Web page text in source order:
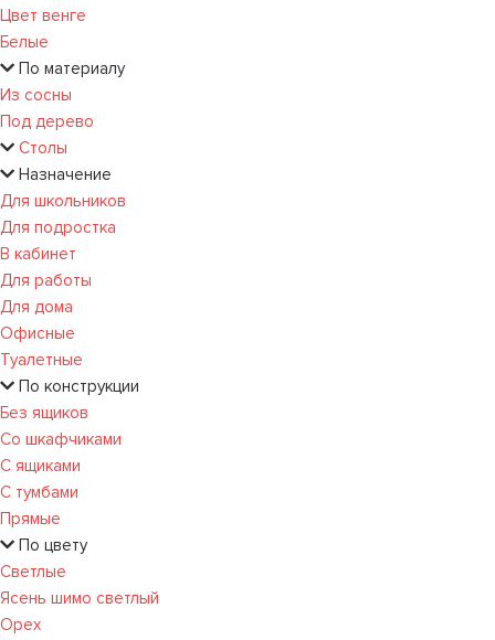
Цвет венге
Белые
По материалу
Из сосны
Под дерево
Столы
Назначение
Для школьников
Для подростка
В кабинет
Для работы
Для дома
Офисные
Туалетные
По конструкции
Без ящиков
Со шкафчиками
С ящиками
С тумбами
Прямые
По цвету
Светлые
Ясень шимо светлый
Орех